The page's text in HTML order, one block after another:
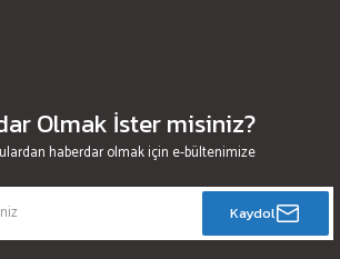
Olmak İster misiniz?
haberdar olmak için e-bültenimize
Kaydol